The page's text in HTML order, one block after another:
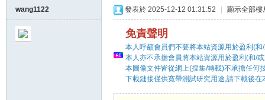
wang1122 發表於 2025-12-12 01:31:52 顯示全部樓
免責聲明
本人呼籲會員們不要將本站資源用於盈利(和
本人亦不承擔會員將本站資源用於盈利(和/
本圖像文件皆從網上(搜集/轉載)不承擔任何
下載鏈接僅供寬帶測試研究用途,請下載後